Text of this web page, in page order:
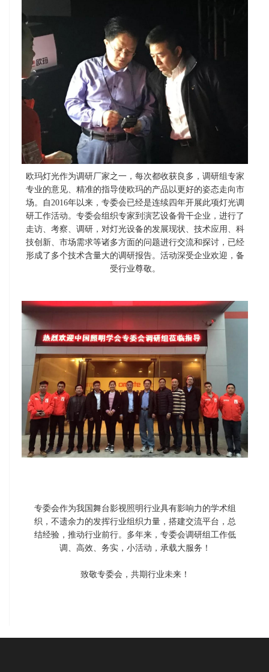
欧玛灯光作为调研厂家之一，每次都收获良多，调研组专家
专业的意见、精准的指导使欧玛的产品以更好的姿态走向市
场。自2016年以来，专委会已经是连续四年开展此项灯光调
研工作活动。专委会组织专家到演艺设备骨干企业，进行了
走访、考察、调研，对灯光设备的发展现状、技术应用、科
技创新、市场需求等诸多方面的问题进行交流和探讨，已经
形成了多个技术含量大的调研报告。活动深受企业欢迎，备
受行业尊敬。
专委会作为我国舞台影视照明行业具有影响力的学术组
织，不遗余力的发挥行业组织力量，搭建交流平台，总
结经验，推动行业前行。多年来，专委会调研组工作低
调、高效、务实，小活动，承载大服务！
致敬专委会，共期行业未来！